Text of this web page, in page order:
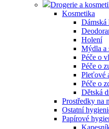
Drogerie a
Kosmetika
Dámská
Holení
Mýdla a
Péče o
Péče o
Pleťové
Péče o
Dětská
Prostředky na
Ostatní
Papírové